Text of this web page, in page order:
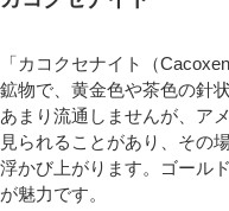
「カコクセナイト（
鉱物で、黄金色や茶色の針
あまり流通しませんが、ア
見られることがあり、その
浮かび上がります。ゴール
が魅力です。